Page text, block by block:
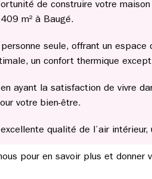
de construire votre
m² à Baugé.
seule, offrant un
un confort thermique
ayant la satisfaction de vivre
votre bien-être.
qualité de l’air
pour en savoir plus et donner